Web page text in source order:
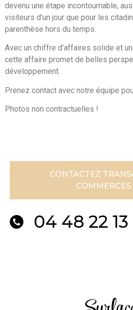
devenu une étape incontournable,
visiteurs d’un jour que pour les
parenthèse hors du temps.
Avec un chiffre d’affaires solide et
cette affaire promet de belles
développement.
Prenez contact avec notre équipe
Photos non contractuelles !
CONTACTEZ
COMMERCES
04 48 22